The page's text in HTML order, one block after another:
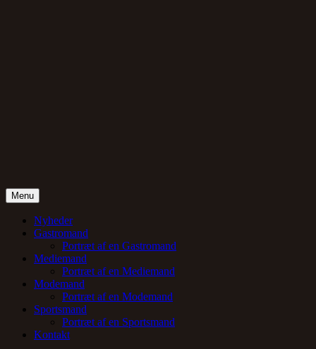
Gentlemand
Menu
Nyheder
Gastromand
Portræt af en Gastromand
Mediemand
Portræt af en Mediemand
Modemand
Portræt af en Modemand
Sportsmand
Portræt af en Sportsmand
Kontakt